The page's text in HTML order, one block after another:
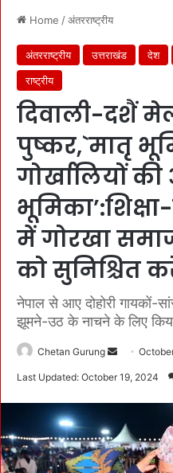
Home /अंतरराष्ट्रीय
अंतरराष्ट्रीय उत्तराखंड देश
राष्ट्रीय
दिवाली-दशैं
पुष्कर,`मातृ
गोर्खालियों की
में गोरखा
को सुनिश्चित
नेपाल से आए दोहोरी गायकों-
झूमने-उठ के नाचने के लिए
Chetan Gurung
a
n
e
Last Updated: October 19, 2024